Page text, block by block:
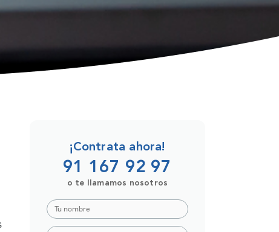
¡Contrata ahora!
91 167 92 97
o te llamamos nosotros